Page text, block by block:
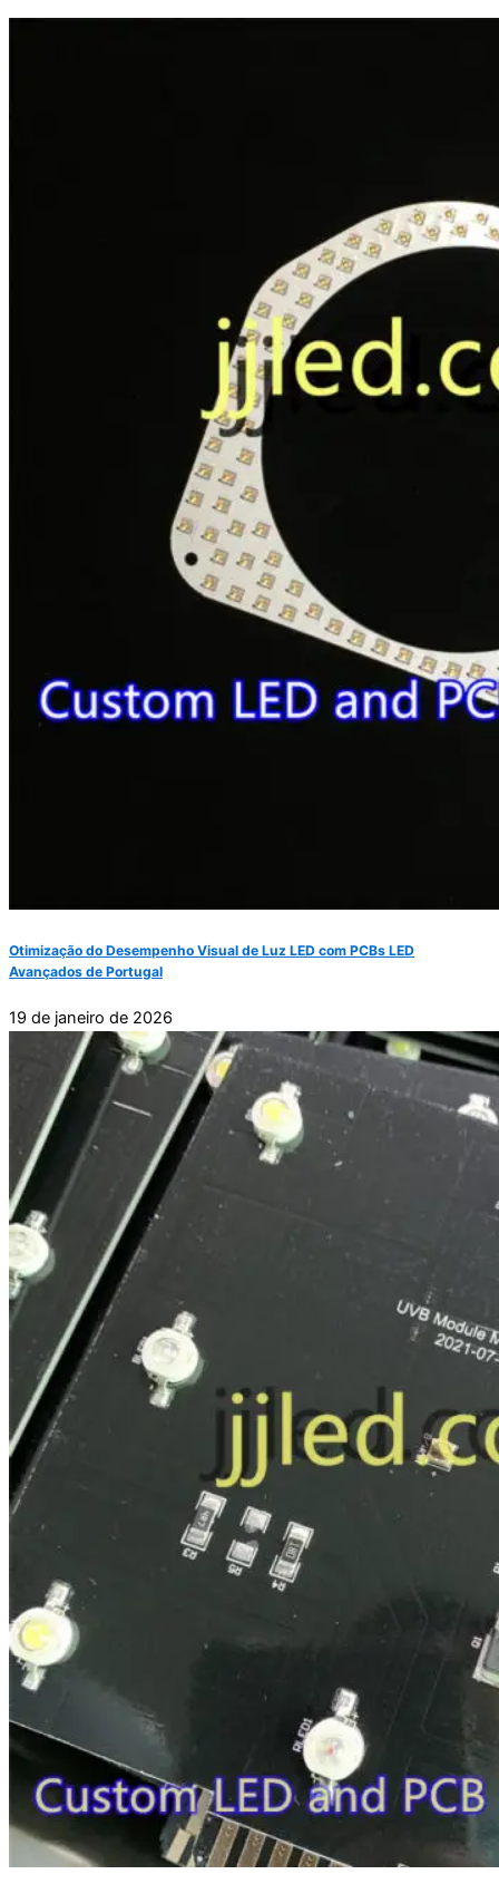
Otimização do Desempenho Visual de Luz LED com PCBs LED
Avançados de Portugal
19 de janeiro de 2026